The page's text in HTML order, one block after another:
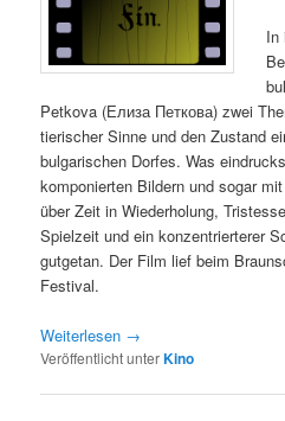
In
Petkova (Елиза Петкова) zwei
tierischer Sinne und den Zustand
bulgarischen Dorfes. Was
komponierten Bildern und sogar
über Zeit in Wiederholung,
Spielzeit und ein konzentrierterer
gutgetan. Der Film lief beim
Festival.
Weiterlesen →
Veröffentlicht unterKino